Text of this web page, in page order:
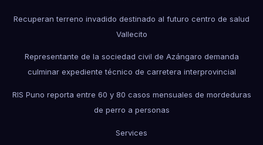
Recuperan terreno invadido destinado al futuro centro de salud
Vallecito
Representante de la sociedad civil de Azángaro demanda
culminar expediente técnico de carretera interprovincial
RIS Puno reporta entre 60 y 80 casos mensuales de mordeduras
de perro a personas
Services